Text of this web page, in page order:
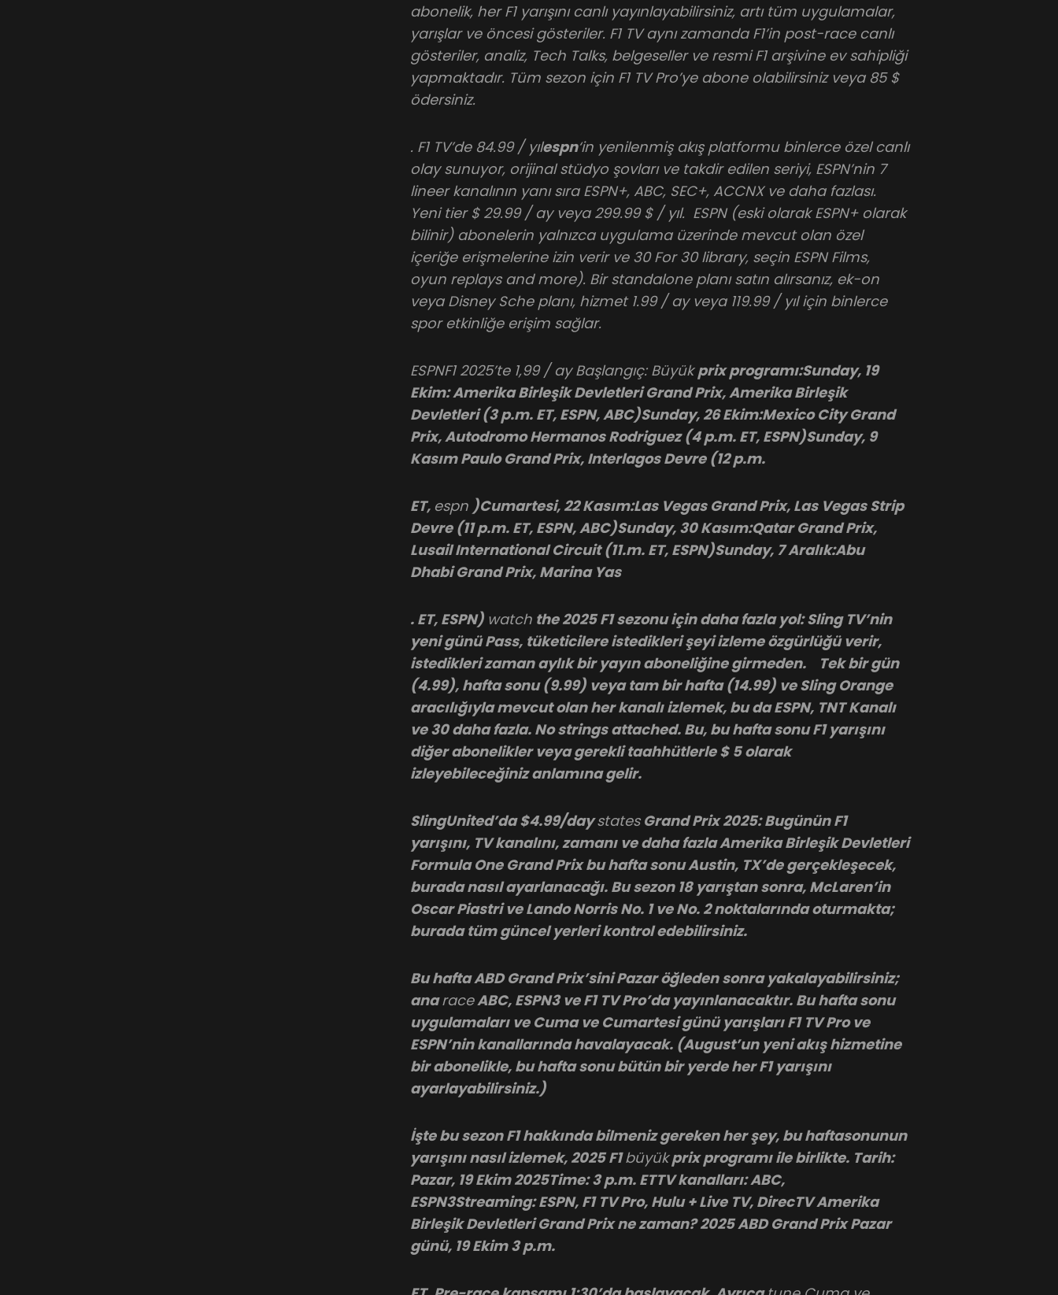
abonelik, her F1 yarışını canlı yayınlayabilirsiniz, artı tüm uygulamalar,
yarışlar ve öncesi gösteriler. F1 TV aynı zamanda F1’in post-race canlı
gösteriler, analiz, Tech Talks, belgeseller ve resmi F1 arşivine ev sahipliği
yapmaktadır. Tüm sezon için F1 TV Pro’ye abone olabilirsiniz veya 85 $
ödersiniz.
. F1 TV’de 84.99 / yılespn‘in yenilenmiş akış platformu binlerce özel canlı
olay sunuyor, orijinal stüdyo şovları ve takdir edilen seriyi, ESPN’nin 7
lineer kanalının yanı sıra ESPN+, ABC, SEC+, ACCNX ve daha fazlası.
Yeni tier $ 29.99 / ay veya 299.99 $ / yıl. ESPN (eski olarak ESPN+ olarak
bilinir) abonelerin yalnızca uygulama üzerinde mevcut olan özel
içeriğe erişmelerine izin verir ve 30 For 30 library, seçin ESPN Films,
oyun replays and more). Bir standalone planı satın alırsanız, ek-on
veya Disney Sche planı, hizmet 1.99 / ay veya 119.99 / yıl için binlerce
spor etkinliğe erişim sağlar.
ESPNF1 2025’te 1,99 / ay Başlangıç: Büyükprix programı:Sunday, 19
Ekim: Amerika Birleşik Devletleri Grand Prix, Amerika Birleşik
Devletleri (3 p.m. ET, ESPN, ABC)Sunday, 26 Ekim:Mexico City Grand
Prix, Autodromo Hermanos Rodriguez (4 p.m. ET, ESPN)Sunday, 9
Kasım Paulo Grand Prix, Interlagos Devre (12 p.m.
ET, espn )Cumartesi, 22 Kasım:Las Vegas Grand Prix, Las Vegas Strip
Devre (11 p.m. ET, ESPN, ABC)Sunday, 30 Kasım:Qatar Grand Prix,
Lusail International Circuit (11.m. ET, ESPN)Sunday, 7 Aralık:Abu
Dhabi Grand Prix, Marina Yas
. ET, ESPN) watch the 2025 F1 sezonu için daha fazla yol: Sling TV’nin
yeni günü Pass, tüketicilere istedikleri şeyi izleme özgürlüğü verir,
istedikleri zaman aylık bir yayın aboneliğine girmeden. Tek bir gün
(4.99), hafta sonu (9.99) veya tam bir hafta (14.99) ve Sling Orange
aracılığıyla mevcut olan her kanalı izlemek, bu da ESPN, TNT Kanalı
ve 30 daha fazla. No strings attached. Bu, bu hafta sonu F1 yarışını
diğer abonelikler veya gerekli taahhütlerle $ 5 olarak
izleyebileceğiniz anlamına gelir.
SlingUnited’da $4.99/daystatesGrand Prix 2025: Bugünün F1
yarışını, TV kanalını, zamanı ve daha fazla Amerika Birleşik Devletleri
Formula One Grand Prix bu hafta sonu Austin, TX’de gerçekleşecek,
burada nasıl ayarlanacağı. Bu sezon 18 yarıştan sonra, McLaren’in
Oscar Piastri ve Lando Norris No. 1 ve No. 2 noktalarında oturmakta;
burada tüm güncel yerleri kontrol edebilirsiniz.
Bu hafta ABD Grand Prix’sini Pazar öğleden sonra yakalayabilirsiniz;
anaraceABC, ESPN3 ve F1 TV Pro’da yayınlanacaktır. Bu hafta sonu
uygulamaları ve Cuma ve Cumartesi günü yarışları F1 TV Pro ve
ESPN’nin kanallarında havalayacak. (August’un yeni akış hizmetine
bir abonelikle, bu hafta sonu bütün bir yerde her F1 yarışını
ayarlayabilirsiniz.)
İşte bu sezon F1 hakkında bilmeniz gereken her şey, bu haftasonunun
yarışını nasıl izlemek, 2025 F1büyükprix programı ile birlikte. Tarih:
Pazar, 19 Ekim 2025Time: 3 p.m. ETTV kanalları: ABC,
ESPN3Streaming: ESPN, F1 TV Pro, Hulu + Live TV, DirecTV Amerika
Birleşik Devletleri Grand Prix ne zaman? 2025 ABD Grand Prix Pazar
günü, 19 Ekim 3 p.m.